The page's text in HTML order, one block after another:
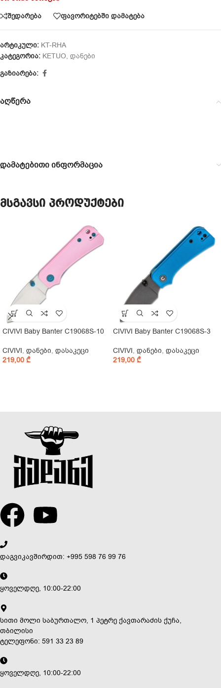
შედარება
ფავორიტებში დამატება
არტიკული: KT-RHA
კატეგორია: KETUO, დანები
გაზიარება:
აღწერა
დამატებითი ინფორმაცია
მსგავსი პროდუქტები
CIVIVI Baby Banter C19068S-10
CIVIVI, დანები, დასაკეცი
219,00 ₾
CIVIVI Baby Banter C19068S-3
CIVIVI, დანები, დასაკეცი
219,00 ₾
დაგვიკავშირდით: +995 598 76 99 76
ყოველდღე, 10:00-22:00
სითი მოლი საბურთალო, 1 პეტრე ქავთარაძის ქუჩა,
თბილისი
ტელეფონი: 591 33 23 89
ყოველდღე, 10:00-22:00